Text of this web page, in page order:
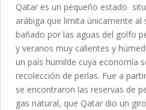
Qatar es un pequeño estado
arábiga que limita únicamente al
bañado por las aguas del golfo
y veranos muy calientes y
un país humilde cuya economía
recolección de perlas. Fue a
se encontraron las reservas de
gas natural, que Qatar dio un